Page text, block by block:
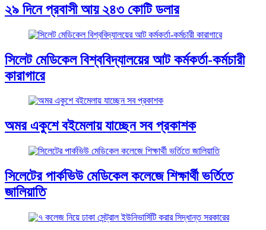
২৯ দিনে প্রবাসী আয় ২৪৩ কোটি ডলার
সিলেট মেডিকেল বিশ্ববিদ্যালয়ের আট কর্মকর্তা-কর্মচারী
কারাগারে
অমর একুশে বইমেলায় যাচ্ছেন সব প্রকাশক
সিলেটের পার্কভিউ মেডিকেল কলেজে শিক্ষার্থী ভর্তিতে
জালিয়াতি